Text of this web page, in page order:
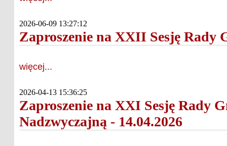
2026-06-09 13:27:12
Zaproszenie na XXII Sesję Rady
więcej...
2026-04-13 15:36:25
Zaproszenie na XXI Sesję Rady
Nadzwyczajną - 14.04.2026